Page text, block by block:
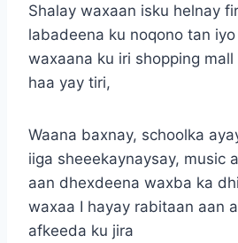
Shalay waxaan isku helnay
labadeena ku noqono tan
waxaana ku iri shopping
haa yay tiri,
Waana baxnay, schoolka
iiga sheeekaynaysay, music
aan dhexdeena waxba ka
waxaa I hayay rabitaan aan
afkeeda ku jira